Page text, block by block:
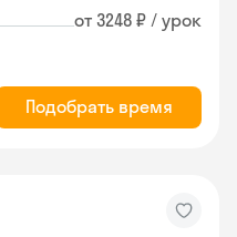
от 3248 ₽ / урок
Подобрать время